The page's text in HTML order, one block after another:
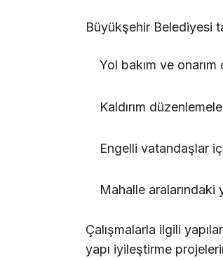
Büyükşehir Belediyesi
Yol bakım ve onarım
Kaldırım
Engelli vatandaşlar
Mahalle aralarındaki
Çalışmalarla ilgili
yapı iyileştirme